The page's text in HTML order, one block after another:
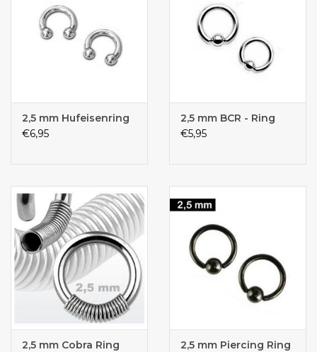
2,5 mm Hufeisenring
€6,95
2,5 mm BCR - Ring
€5,95
2,5 mm Cobra Ring
2,5 mm Piercing Ring